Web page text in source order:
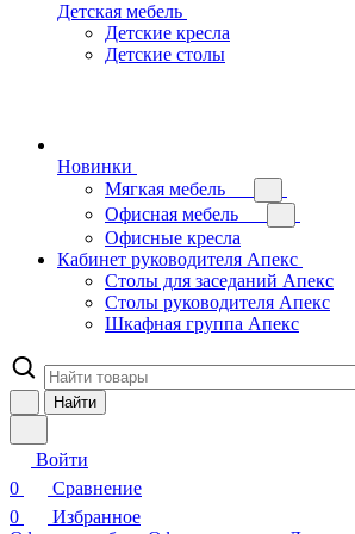
Детская мебель
Детские кресла
Детские столы
Новинки
Мягкая мебель
Офисная мебель
Офисные кресла
Кабинет руководителя Апекс
Столы для заседаний Апекс
Столы руководителя Апекс
Шкафная группа Апекс
Найти
Войти
0
Сравнение
0
Избранное